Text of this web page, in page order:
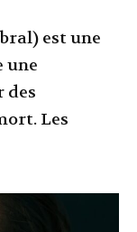
est une
une
des
Les